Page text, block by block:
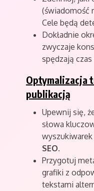
(świadomość
Cele będą
Dokładnie
zwyczaje
spędzają
Optymalizacja
publikacją
Upewnij się,
słowa
SEO.
Przygotuj
grafiki z
tekstami